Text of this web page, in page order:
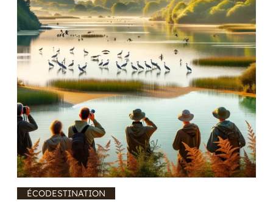
PLANTES
ET
FLEURS
–
14ÉME
ÉDITION
ÉCODESTINATION